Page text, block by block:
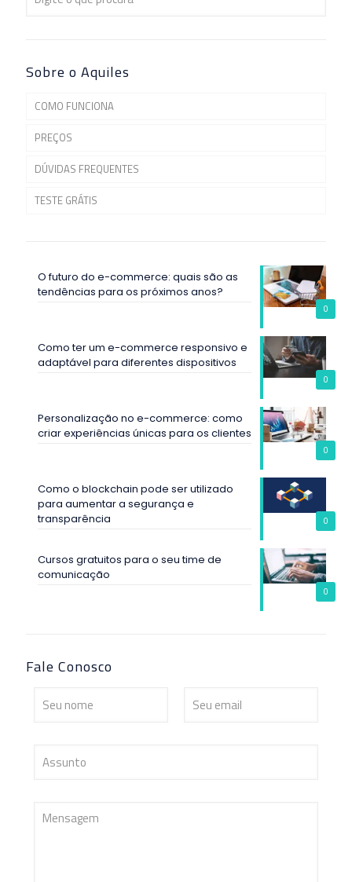
Sobre o Aquiles
COMO FUNCIONA
PREÇOS
DÚVIDAS FREQUENTES
TESTE GRÁTIS
0
O futuro do e-commerce: quais são as
tendências para os próximos anos?
0
Como ter um e-commerce responsivo e
adaptável para diferentes dispositivos
0
Personalização no e-commerce: como
criar experiências únicas para os clientes
0
Como o blockchain pode ser utilizado
para aumentar a segurança e
transparência
0
Cursos gratuitos para o seu time de
comunicação
Fale Conosco